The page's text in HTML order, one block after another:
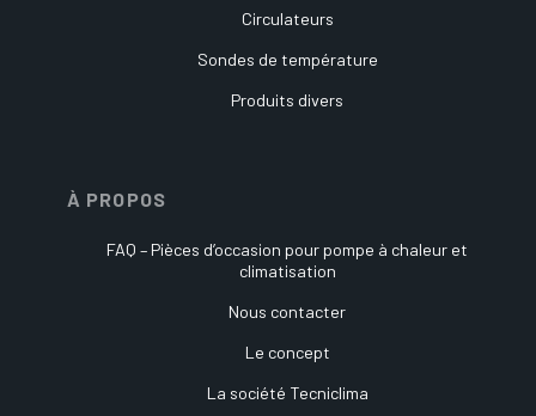
Circulateurs
Sondes de température
Produits divers
À PROPOS
FAQ – Pièces d’occasion pour pompe à chaleur et
climatisation
Nous contacter
Le concept
La société Tecniclima